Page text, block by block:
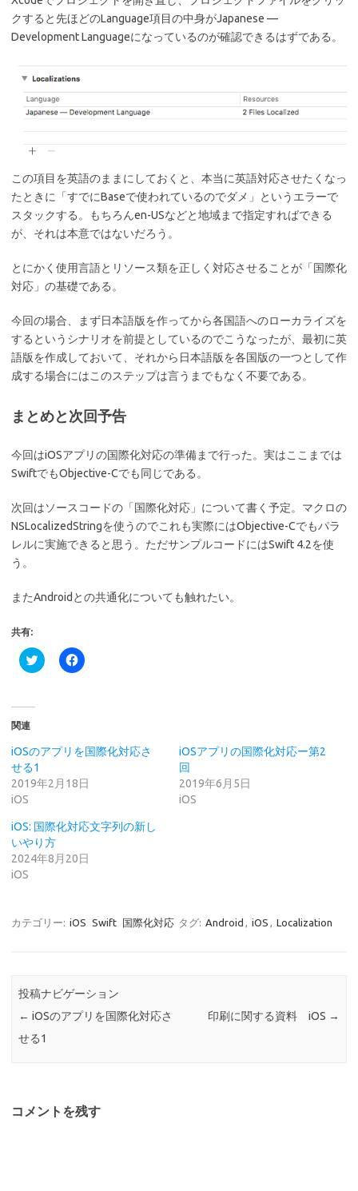
クすると先ほどのLanguage項目の中身がJapanese —
Development Languageになっているのが確認できるはずである。
この項目を英語のままにしておくと、本当に英語対応させたくなっ
たときに「すでにBaseで使われているのでダメ」というエラーで
スタックする。もちろんen-USなどと地域まで指定すればできる
が、それは本意ではないだろう。
とにかく使用言語とリソース類を正しく対応させることが「国際化
対応」の基礎である。
今回の場合、まず日本語版を作ってから各国語へのローカライズを
するというシナリオを前提としているのでこうなったが、最初に英
語版を作成しておいて、それから日本語版を各国版の一つとして作
成する場合にはこのステップは言うまでもなく不要である。
まとめと次回予告
今回はiOSアプリの国際化対応の準備まで行った。実はここまでは
SwiftでもObjective-Cでも同じである。
次回はソースコードの「国際化対応」について書く予定。マクロの
NSLocalizedStringを使うのでこれも実際にはObjective-Cでもパラ
レルに実施できると思う。ただサンプルコードにはSwift 4.2を使
う。
またAndroidとの共通化についても触れたい。
共有:
ク
リ
t
r
で
(
新
し
い
ウ
で
開
F
a
共
有
る
に
リ
ッ
し
て
(
新
ド
ウ
で
開
関連
iOSのアプリを国際化対応さ
せる1
2019年2月18日
iOS
iOSアプリの国際化対応ー第2
回
2019年6月5日
iOS
iOS: 国際化対応文字列の新し
いやり方
2024年8月20日
iOS
カテゴリー: iOS Swift 国際化対応 タグ: Android , iOS , Localization
投稿ナビゲーション
← iOSのアプリを国際化対応さ
せる1
印刷に関する資料 iOS →
コメントを残す